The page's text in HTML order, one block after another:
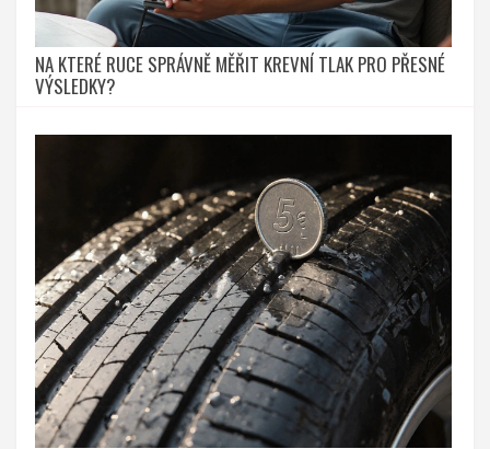
NA KTERÉ RUCE SPRÁVNĚ MĚŘIT KREVNÍ TLAK PRO PŘESNÉ
VÝSLEDKY?